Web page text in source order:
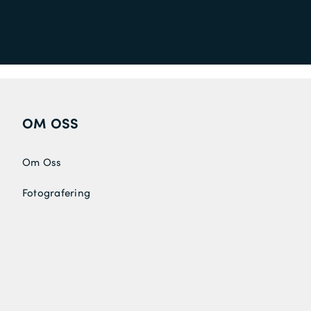
OM OSS
Om Oss
Fotografering